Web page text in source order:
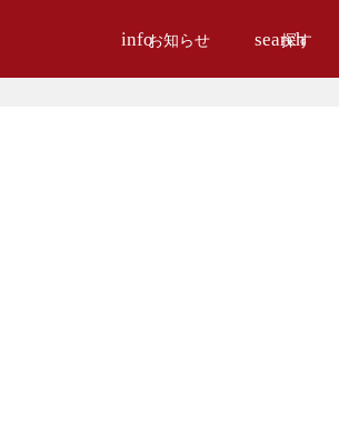
infoお知らせ search
探す